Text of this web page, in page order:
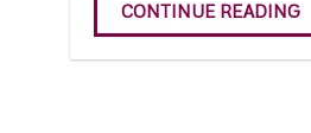
CONTINUE READING